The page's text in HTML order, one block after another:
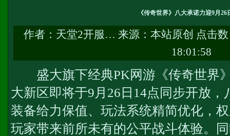
《传奇世界》八大承诺力迎9月26
作者： 天堂2开服… 来源：本站原创 点击
18:01:58
盛大旗下经典PK网游《传奇世界
大新区即将于9月26日14点同步开放
装备给力保值、玩法系统精简优化，
玩家带来前所未有的公平战斗体验。